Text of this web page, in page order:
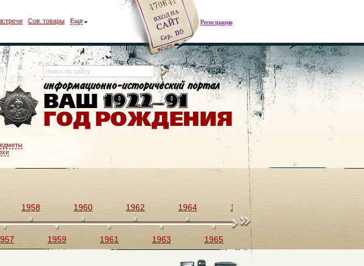
Регистрация
Сов. товары Еще
1958
1959
1960
1961
1962
1963
1964
1965
1966